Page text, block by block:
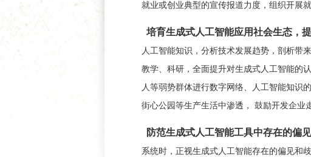
就业或创业典型的宣传报道力度，组织开展
培育生成式人工智能应用社会生态，
人工智能知识，分析技术发展趋势，剖析带
教学、科研，全面提升对生成式人工智能的
人等弱势群体进行数字网络、人工智能知识
街心公园等生产生活中渗透， 鼓励开发企业
防范生成式人工智能工具中存在的偏
系统时，正视生成式人工智能存在的偏见和